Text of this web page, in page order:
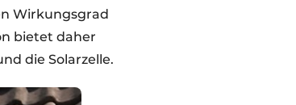
Wirkungsgrad
bietet daher
die Solarzelle.